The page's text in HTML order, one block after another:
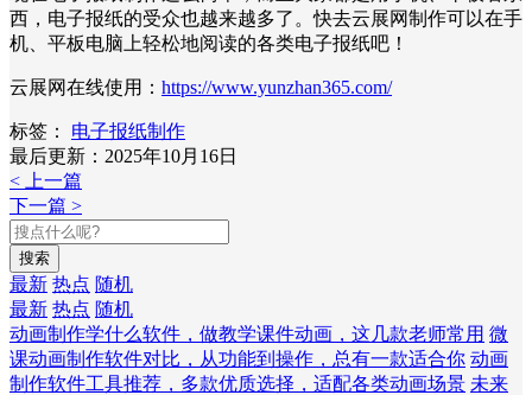
西，电子报纸的受众也越来越多了。快去云展网制作可以在手
机、平板电脑上轻松地阅读的各类电子报纸吧！
云展网在线使用： https://www.yunzhan365.com/
标签：
电子报纸制作
最后更新：2025年10月16日
< 上一篇
下一篇 >
搜索
最新 热点 随机
最新 热点 随机
动画制作学什么软件，做教学课件动画，这几款老师常用 微
课动画制作软件对比，从功能到操作，总有一款适合你 动画
制作软件工具推荐，多款优质选择，适配各类动画场景 未来